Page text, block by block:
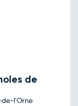
de
de-l'Orne